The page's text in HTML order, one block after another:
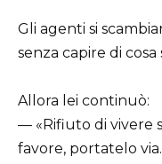
Gli agenti si
senza capire di
Allora lei continuò:
— «Rifiuto di vivere
favore, portatelo